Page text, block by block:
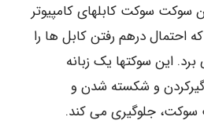
سوکت سوکت کابل­های کامپیوتر
احتمال درهم رفتن کابل ­ها را
این سوکت­ها یک زبانه
گیرکردن و شکسته شدن و
جلوگیری می کند.